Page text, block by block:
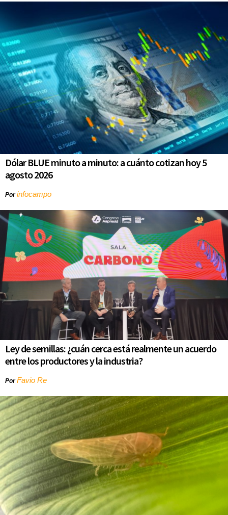
Dólar BLUE minuto a minuto: a cuánto cotizan hoy 5
agosto 2026
Porinfocampo
Ley de semillas: ¿cuán cerca está realmente un acuerdo
entre los productores y la industria?
PorFavio Re